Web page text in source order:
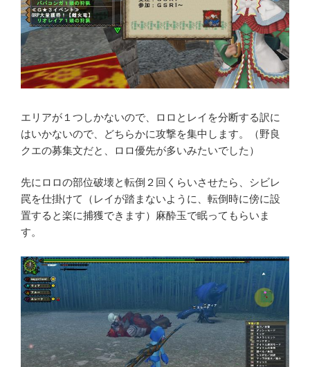
エリアが１つしかないので、ロロとレイを分断する訳に
はいかないので、どちらかに攻撃を集中します。（野良
クエの募集文だと、ロロ優先が多いみたいでした）
先にロロの部位破壊と転倒２回くらいさせたら、シビレ
罠を仕掛けて（レイが踏まないように、転倒時に傍に設
置すると楽に捕獲できます）麻酔玉で眠ってもらいま
す。